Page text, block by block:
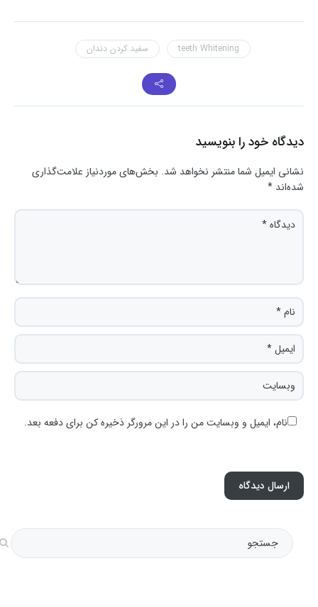
teeth Whitening سفید کردن دندان
دیدگاه خود را بنویسید
نشانی ایمیل شما منتشر نخواهد شد. بخش‌های موردنیاز علامت‌گذاری
شده‌اند *
نام، ایمیل و وبسایت من را در این مرورگر ذخیره کن برای دفعه بعد.